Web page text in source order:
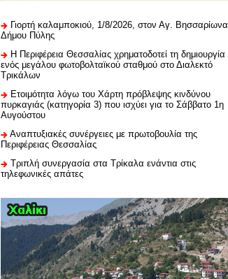
Γιορτή καλαμποκιού, 1/8/2026, στον Αγ. Βησσαρίωνα
Δήμου Πύλης
H Περιφέρεια Θεσσαλίας χρηματοδοτεί τη δημιουργία
ενός μεγάλου φωτοβολταϊκού σταθμού στο Διαλεκτό
Τρικάλων
Ετοιμότητα λόγω του Χάρτη πρόβλεψης κινδύνου
πυρκαγιάς (κατηγορία 3) που ισχύει για το Σάββατο 1η
Αυγούστου
Αναπτυξιακές συνέργειες με πρωτοβουλία της
Περιφέρειας Θεσσαλίας
Τριπλή συνεργασία στα Τρίκαλα ενάντια στις
τηλεφωνικές απάτες